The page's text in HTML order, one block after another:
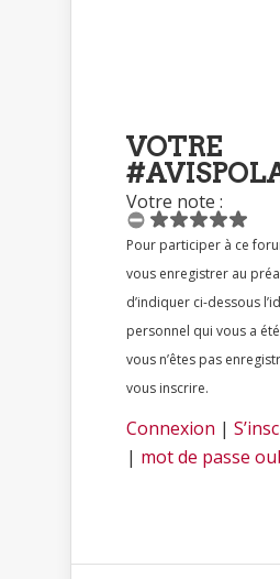
VOTRE
Votre note :
Pour participer à ce forum, vous devez
vous enregistrer au
d’indiquer ci-dessous
personnel qui vous a été fourni. Si
vous n’êtes pas
vous inscrire.
Connexion |
| mot de passe